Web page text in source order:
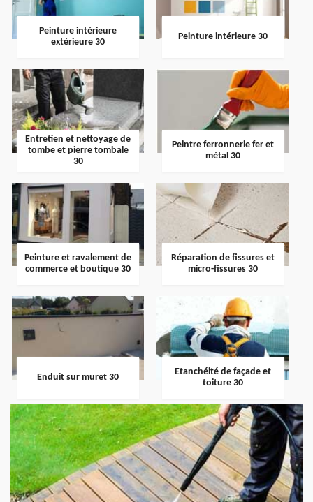
Peinture intérieure
extérieure 30
Peinture intérieure 30
Entretien et nettoyage de
tombe et pierre tombale
30
Peintre ferronnerie fer et
métal 30
Peinture et ravalement de
commerce et boutique 30
Réparation de fissures et
micro-fissures 30
Enduit sur muret 30
Etanchéité de façade et
toiture 30